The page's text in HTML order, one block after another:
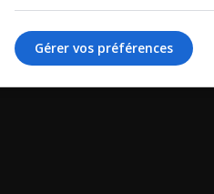
Gérer vos préférences